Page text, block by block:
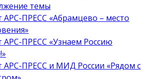
темы
АРС-ПРЕСС «Абрамцево – место
АРС-ПРЕСС «Узнаем Россию
АРС-ПРЕСС и МИД России «Рядом с